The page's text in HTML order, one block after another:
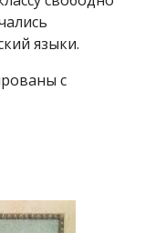
языки.
с